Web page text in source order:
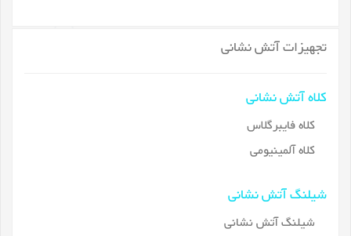
تجهیزات آتش نشانی
کلاه آتش نشانی
کلاه فایبرگلاس
کلاه آلمینیومی
شیلنگ آتش نشانی
شیلنگ آتش نشانی